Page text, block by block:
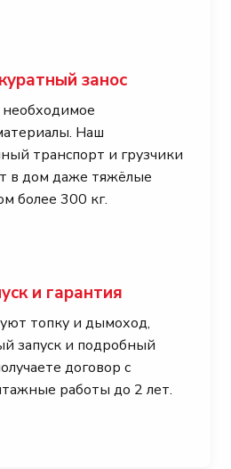
занос
Наш
транспорт и грузчики
в дом даже тяжёлые
более 300 кг.
и гарантия
топку и дымоход,
запуск и подробный
договор с
работы до 2 лет.